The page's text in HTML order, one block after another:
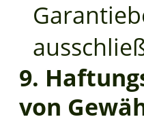
9.
von